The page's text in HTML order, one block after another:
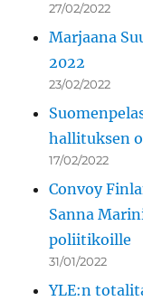
27/02/2022
Marjaana
2022
23/02/2022
hallituksen
17/02/2022
Convoy
Sanna
poliitikoille
31/01/2022
YLE:n